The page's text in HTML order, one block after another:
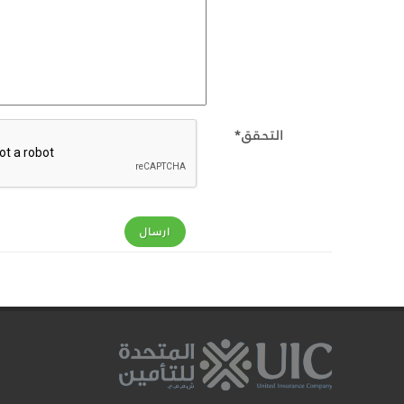
التحقق*
ارسال